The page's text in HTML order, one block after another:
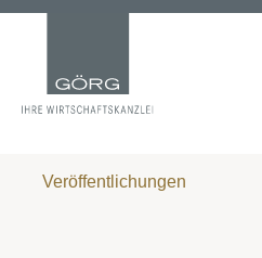
Veröffentlichungen